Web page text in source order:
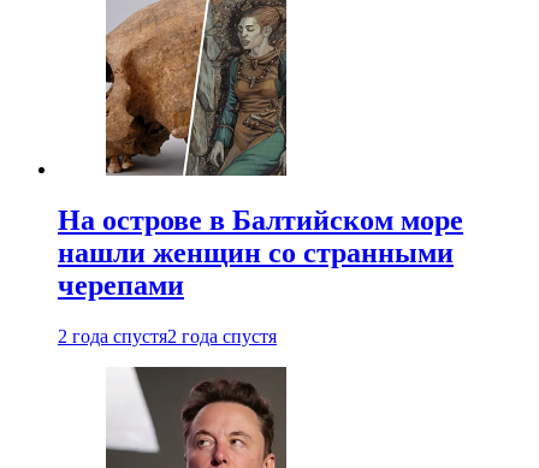
На острове в Балтийском море
нашли женщин со странными
черепами
2 года спустя2 года спустя